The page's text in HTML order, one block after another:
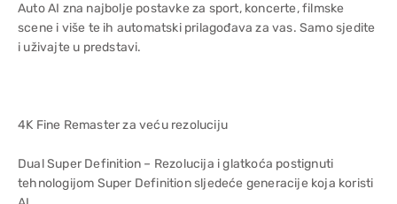
Auto AI zna najbolje postavke za sport, koncerte, filmske
scene i više te ih automatski prilagođava za vas. Samo sjedite
i uživajte u predstavi.
4K Fine Remaster za veću rezoluciju
Dual Super Definition – Rezolucija i glatkoća postignuti
tehnologijom Super Definition sljedeće generacije koja koristi